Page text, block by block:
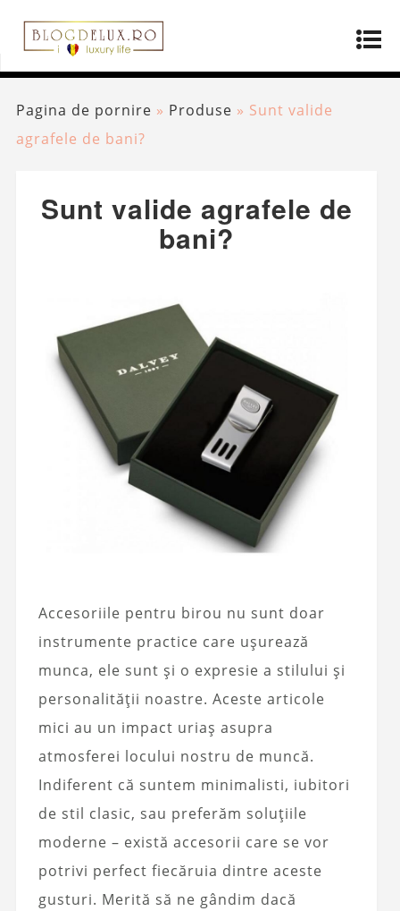
Pagina de pornire » Produse » Sunt valide
agrafele de bani?
Sunt valide agrafele de
bani?
Accesoriile pentru birou nu sunt doar
instrumente practice care ușurează
munca, ele sunt și o expresie a stilului și
personalității noastre. Aceste articole
mici au un impact uriaș asupra
atmosferei locului nostru de muncă.
Indiferent că suntem minimalisti, iubitori
de stil clasic, sau preferăm soluțiile
moderne – există accesorii care se vor
potrivi perfect fiecăruia dintre aceste
gusturi. Merită să ne gândim dacă